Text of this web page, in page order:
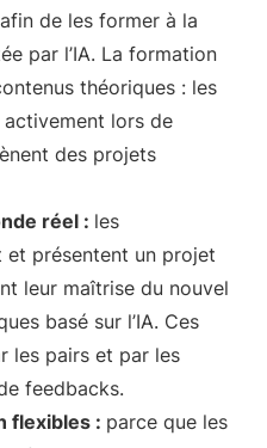
de les former à la
par l’IA. La formation
théoriques : les
lors de
des projets
réel : les
présentent un projet
leur maîtrise du nouvel
basé sur l’IA. Ces
les pairs et par les
feedbacks.
flexibles : parce que les